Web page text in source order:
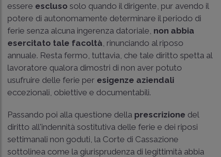
essere escluso solo quando il dirigente, pur avendo il
potere di autonomamente determinare il periodo di
ferie senza alcuna ingerenza datoriale, non abbia
esercitato tale facoltà , rinunciando al riposo
annuale. Resta fermo, tuttavia, che tale diritto spetta al
lavoratore qualora dimostri di non aver potuto
usufruire delle ferie per esigenze aziendali
eccezionali, obiettive e documentabili.
Passando poi alla questione della prescrizione del
diritto all'indennità sostitutiva delle ferie e dei riposi
settimanali non goduti, la Corte di Cassazione
sottolinea come la giurisprudenza di legittimità abbia